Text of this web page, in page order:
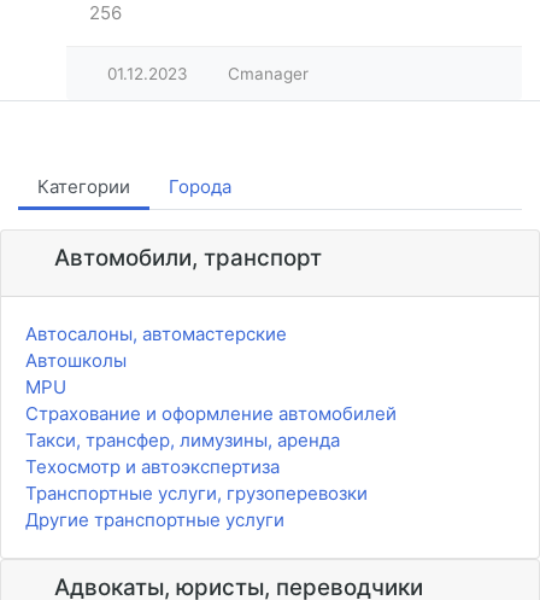
256
01.12.2023 Cmanager
Категории Города
Автомобили, транспорт
Автосалоны, автомастерские
Автошколы
MPU
Страхование и оформление автомобилей
Такси, трансфер, лимузины, аренда
Техосмотр и автоэкспертиза
Транспортные услуги, грузоперевозки
Другие транспортные услуги
Адвокаты, юристы, переводчики